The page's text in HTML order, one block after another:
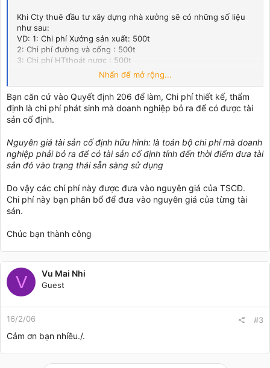
Khi Cty thuê đầu tư xây dựng nhà xưởng sẽ có những số liệu
như sau:
VD: 1: Chi phí Xưởng sản xuất: 500t
2: Chi phí đường và cổng : 500t
3: Chi phí HTthoát nươc : 500t
4: Chi phí thiết kế : 100t
Vậy cho mình hỏi khi liệt kê danh mục TSCĐ phần chi phí thiết
kế + chi phí thẩm định tức mục 4 và 5 có được phân bổ đều
giá trị lên các hạng mục từ 1-> 3 hay không để thực hiện tính
Nếu không có được coi là TSCĐ khác và thực hiện khấu hao
hay không?
Nhấn để mở rộng...
Bạn căn cứ vào Quyết định 206 để làm, Chi phí thiết kế, thẩm
định là chi phí phát sinh mà doanh nghiệp bỏ ra để có được tài
sản cố định.
Nguyên giá tài sản cố định hữu hình: là toán bộ chi phí mà doanh
nghiệp phải bỏ ra để có tài sản cố định tính đến thời điểm đưa tài
sản đó vào trạng thái sẵn sàng sử dụng
Do vậy các chí phí này được đưa vào nguyên giá của TSCĐ.
Chi phí này bạn phân bổ để đưa vào nguyên giá của từng tài
sán.
Chúc bạn thành công
V Vu Mai Nhi
Guest
16/2/06 #3
Cảm ơn bạn nhiều./.